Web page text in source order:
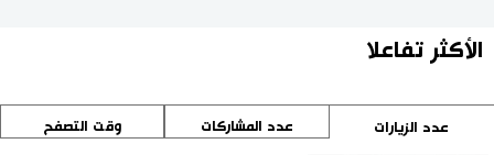
الأكثر تفاعلا
عدد الزيارات عدد المشاركات وقت التصفح